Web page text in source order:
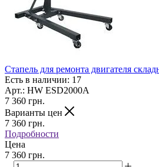
Стапель для ремонта двигателя
Есть в наличии: 17
Арт.: HW ESD2000A
7 360 грн.
Варианты цен
7 360 грн.
Подробности
Цена
7 360 грн.